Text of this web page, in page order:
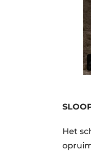
Het